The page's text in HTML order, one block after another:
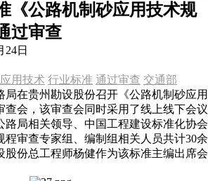
《公路机制砂应用技术规
过审查
24日
应用技术 行业标准 通过审查 交通部
局在贵州勘设股份召开《公路机制砂应用
查会，该审查会同时采用了线上线下会议
路局相关领导、中国工程建设标准化协会
程审查专家组、编制组相关人员共计30余
股份总工程师杨健作为该标准主编出席会